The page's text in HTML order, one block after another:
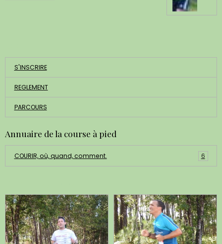
S'INSCRIRE
REGLEMENT
PARCOURS
Annuaire de la course à pied
COURIR, où, quand, comment. 6